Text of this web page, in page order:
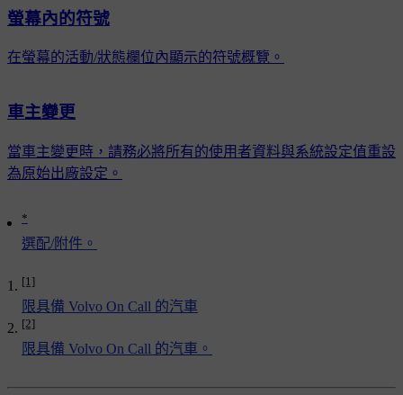
*
選配/附件。
[1]
限具備 Volvo On Call 的汽車
[2]
限具備 Volvo On Call 的汽車。
螢幕內的符號
在螢幕的活動/狀態欄位內顯示的符號概覽。
車主變更
當車主變更時，請務必將所有的使用者資料與系統設定值重設
為原始出廠設定。